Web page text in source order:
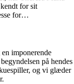
for sit
for…
imponerende
på hendes
og vi glæder